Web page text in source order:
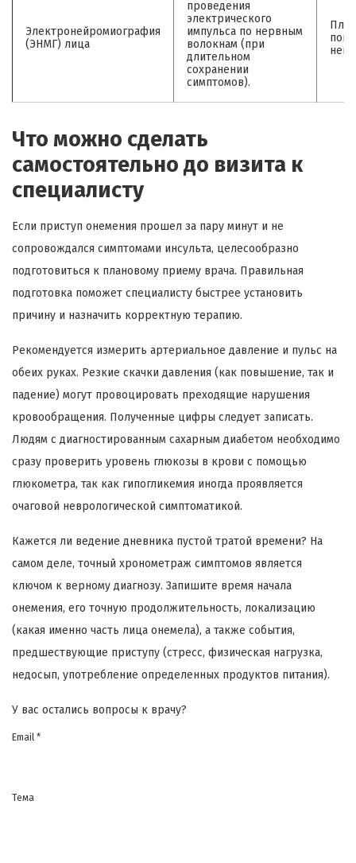
Электронейромиография
(ЭНМГ) лица
проведения
электрического
импульса по нервным
волокнам (при
длительном
сохранении
симптомов).
Что можно сделать
самостоятельно до визита к
специалисту
Если приступ онемения прошел за пару минут и не
сопровождался симптомами инсульта, целесообразно
подготовиться к плановому приему врача. Правильная
подготовка поможет специалисту быстрее установить
причину и назначить корректную терапию.
Рекомендуется измерить артериальное давление и пульс на
обеих руках. Резкие скачки давления (как повышение, так и
падение) могут провоцировать преходящие нарушения
кровообращения. Полученные цифры следует записать.
Людям с диагностированным сахарным диабетом необходимо
сразу проверить уровень глюкозы в крови с помощью
глюкометра, так как гипогликемия иногда проявляется
очаговой неврологической симптоматикой.
Кажется ли ведение дневника пустой тратой времени? На
самом деле, точный хронометраж симптомов является
ключом к верному диагнозу. Запишите время начала
онемения, его точную продолжительность, локализацию
(какая именно часть лица онемела), а также события,
предшествующие приступу (стресс, физическая нагрузка,
недосып, употребление определенных продуктов питания).
У вас остались вопросы к врачу?
Email *
Тема